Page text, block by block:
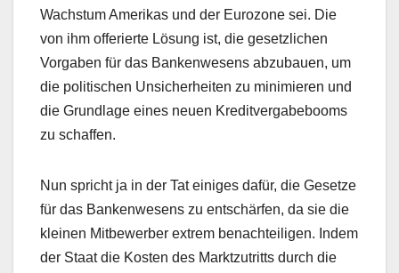
Wachstum Amerikas und der Eurozone sei. Die
von ihm offerierte Lösung ist, die gesetzlichen
Vorgaben für das Bankenwesens abzubauen, um
die politischen Unsicherheiten zu minimieren und
die Grundlage eines neuen Kreditvergabebooms
zu schaffen.
Nun spricht ja in der Tat einiges dafür, die Gesetze
für das Bankenwesens zu entschärfen, da sie die
kleinen Mitbewerber extrem benachteiligen. Indem
der Staat die Kosten des Marktzutritts durch die